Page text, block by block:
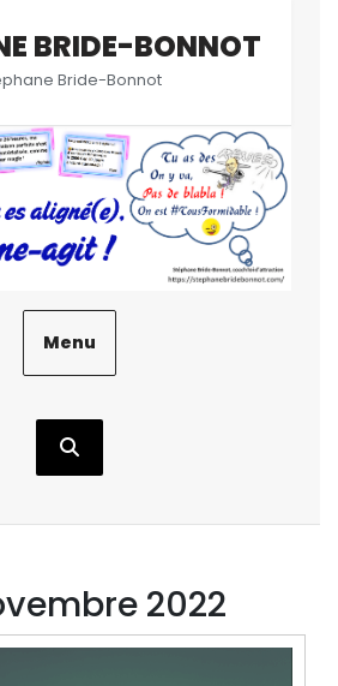
BRIDE-BONNOT
Bride-Bonnot
Menu
2022